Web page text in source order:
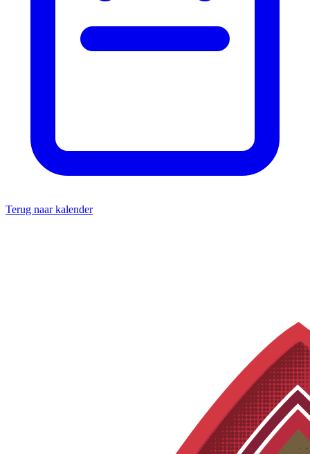
Terug naar kalender